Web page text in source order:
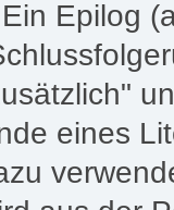
Epilog
Epilog
eines